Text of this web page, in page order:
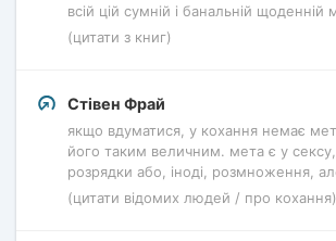
всій цій сумній і банальній щоденній
(цитати з книг)
Стівен Фрай
якщо вдуматися, у кохання немає
його таким величним. мета є у сексу,
розрядки або, іноді, розмноження,
(цитати відомих людей / про кохання)